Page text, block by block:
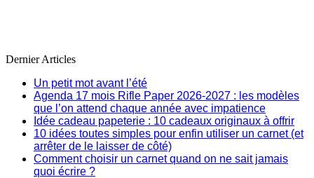
Dernier Articles
Un petit mot avant l’été
Agenda 17 mois Rifle Paper 2026-2027 : les modèles
que l’on attend chaque année avec impatience
Idée cadeau papeterie : 10 cadeaux originaux à offrir
10 idées toutes simples pour enfin utiliser un carnet (et
arrêter de le laisser de côté)
Comment choisir un carnet quand on ne sait jamais
quoi écrire ?